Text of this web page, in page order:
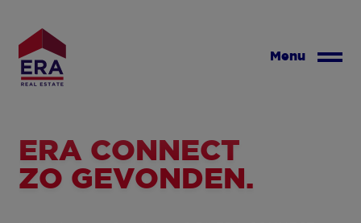
inhoud
Menu
ERA CONNECT
ZO GEVONDEN.